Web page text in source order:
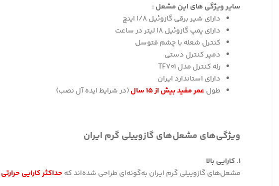
سایر ویژگی های این مشعل :
دارای شیر برقی گازوئیل ۱/۸ اینچ
دارای پمپ گازوئیل ۱۸ لیتر در ساعت
کنترل شعله با چشم فتوسل
دمپر کنترل دستی
رله کنترل مدل TF۷۰۱
دارای استاندارد ایران
طول عمر مفید بیش از ۱۵ سال (در شرایط ایده آل نصب)
ویژگی‌های مشعل‌های گازوییلی گرم ایران
۱. کارایی بالا
مشعل‌های گازوییلی گرم ایران به‌گونه‌ای طراحی شده‌اند که حداکثر کارایی حرارتی